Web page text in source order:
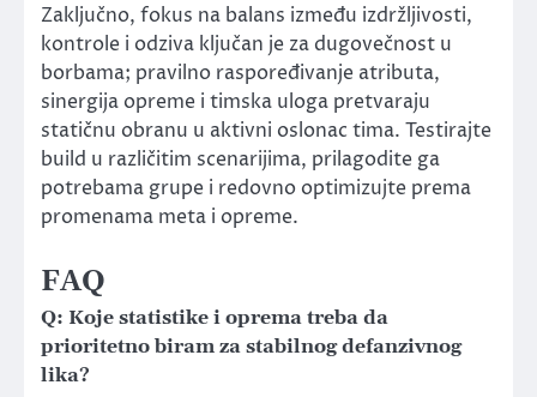
Zaključno, fokus na balans između izdržljivosti,
kontrole i odziva ključan je za dugovečnost u
borbama; pravilno raspoređivanje atributa,
sinergija opreme i timska uloga pretvaraju
statičnu obranu u aktivni oslonac tima. Testirajte
build u različitim scenarijima, prilagodite ga
potrebama grupe i redovno optimizujte prema
promenama meta i opreme.
FAQ
Q: Koje statistike i oprema treba da
prioritetno biram za stabilnog defanzivnog
lika?